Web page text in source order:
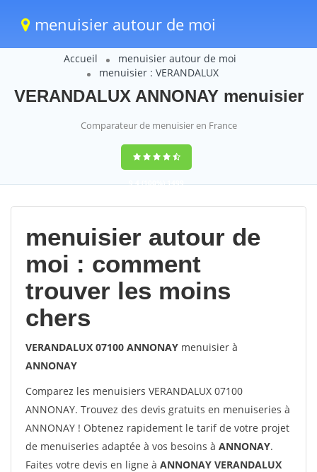
menuisier autour de moi
Accueil
menuisier autour de moi
menuisier : VERANDALUX
VERANDALUX ANNONAY menuisier
Comparateur de menuisier en France
9,4(100%)1499
votes
menuisier autour de
moi : comment
trouver les moins
chers
VERANDALUX 07100 ANNONAY menuisier à
ANNONAY
Comparez les menuisiers VERANDALUX 07100
ANNONAY. Trouvez des devis gratuits en menuiseries à
ANNONAY ! Obtenez rapidement le tarif de votre projet
de menuiseries adaptée à vos besoins à ANNONAY.
Faites votre devis en ligne à ANNONAY VERANDALUX